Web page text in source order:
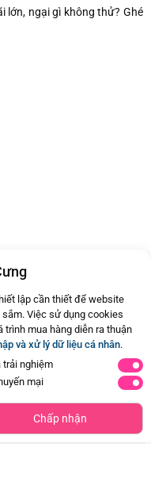
lớn, ngại gì không thử? Ghé
lập cần thiết để website
Việc sử dụng cookies
trình mua hàng diễn ra thuận
và xử lý dữ liệu cá nhân.
trải nghiệm
mại
Chấp nhận
Giỏ hàng